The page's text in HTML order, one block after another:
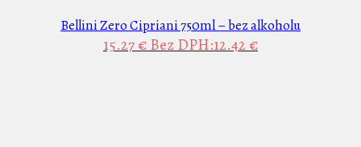
Bellini Zero Cipriani 750ml – bez alkoholu
15.27 €Bez DPH:12.42 €